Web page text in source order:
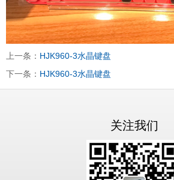
上一条： HJK960-3水晶键盘
下一条： HJK960-3水晶键盘
关注我们